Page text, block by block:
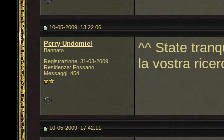
10-05-2009, 13.22.06
Perry Undomiel
Bannato
Registrazione: 31-03-2009
Residenza: Fossano
Messaggi: 454
^^ State
la vostra
10-05-2009, 17.42.11